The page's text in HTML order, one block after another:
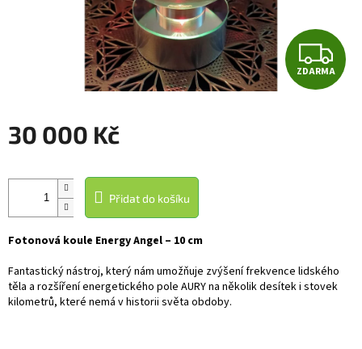
Z
D
ZDARMA
30 000 Kč
cena:
Přidat do košíku
Fotonová koule Energy Angel – 10 cm
Fantastický nástroj, který nám umožňuje zvýšení frekvence lidského
těla a rozšíření energetického pole AURY na několik desítek i stovek
kilometrů, které nemá v historii světa obdoby.